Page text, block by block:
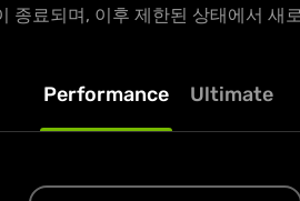
종료되며, 이후 제한된 상태에서 새
Performance Ultimate